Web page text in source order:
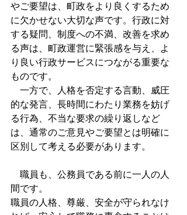
やご要望は、町政をより良くするため
に欠かせない大切な声です。行政に対
する疑問、制度への不満、改善を求め
る声は、町政運営に緊張感を与え、よ
り良い行政サービスにつながる重要な
ものです。
一方で、人格を否定する言動、威圧
的な発言、長時間にわたり業務を妨げ
る行為、不当な要求の繰り返しなど
は、通常のご意見やご要望とは明確に
区別して考える必要があります。
職員も、公務員である前に一人の人
間です。
職員の人格、尊厳、安全が守られなけ